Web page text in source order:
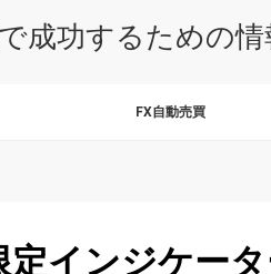
成功するための
FX自動売買
定インジケー